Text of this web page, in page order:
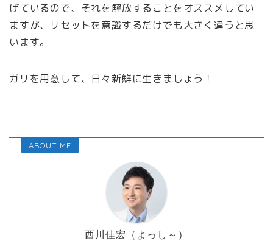
げているので、それを解放することをオススメしてい
ますが、リセットを意識するだけでも大きく違うと思
います。
ガリを用意して、日々新鮮に生きましょう！
ABOUT ME
西川佳宏（よっし～）